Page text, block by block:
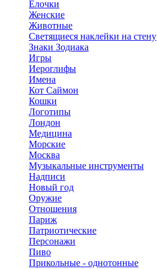
Елочки
Женские
Животные
Светящиеся наклейки на стену
Знаки Зодиака
Игры
Иероглифы
Имена
Кот Саймон
Кошки
Логотипы
Лондон
Медицина
Морские
Москва
Музыкальные инструменты
Надписи
Новый год
Оружие
Отношения
Париж
Патриотические
Персонажи
Пиво
Прикольные - однотонные